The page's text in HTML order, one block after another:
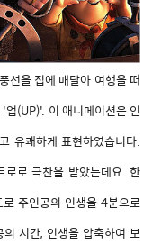
선을 집에 매달아 여행을 떠
업(UP)'. 이 애니메이션은 인
유쾌하게 표현하였습니다.
로로 극찬을 받았는데요. 한
주인공의 인생을 4분으로
시간, 인생을 압축하여 보